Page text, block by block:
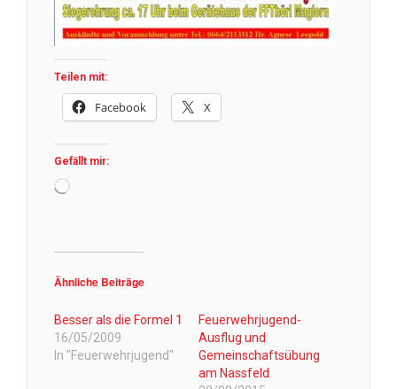
Teilen mit:
Facebook X
Gefällt mir:
Wird
Ähnliche Beiträge
Besser als die Formel 1
16/05/2009
In "Feuerwehrjugend"
Feuerwehrjugend-
Ausflug und
Gemeinschaftsübung
am Nassfeld